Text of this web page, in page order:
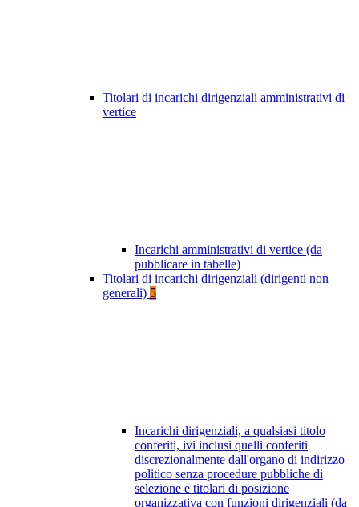
Titolari di incarichi dirigenziali amministrativi di
vertice
Incarichi amministrativi di vertice (da
pubblicare in tabelle)
Titolari di incarichi dirigenziali (dirigenti non
generali) 5
Incarichi dirigenziali, a qualsiasi titolo
conferiti, ivi inclusi quelli conferiti
discrezionalmente dall'organo di indirizzo
politico senza procedure pubbliche di
selezione e titolari di posizione
organizzativa con funzioni dirigenziali (da